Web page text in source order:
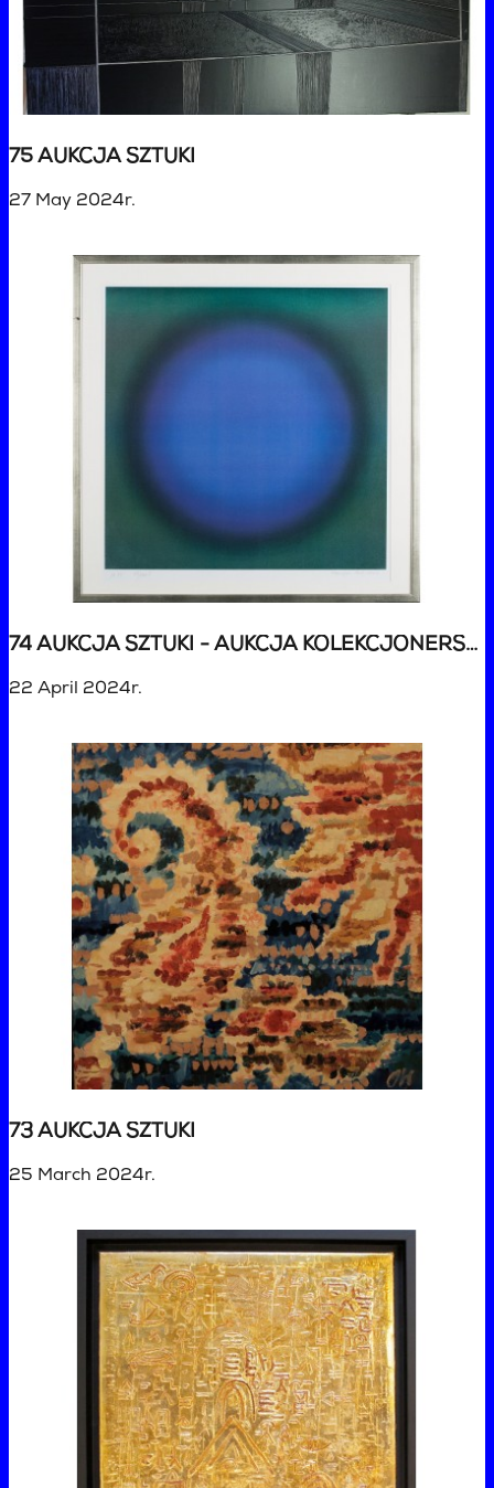
75 AUKCJA SZTUKI
27 May 2024r.
74 AUKCJA SZTUKI - AUKCJA KOLEKCJONERSKA
22 April 2024r.
73 AUKCJA SZTUKI
25 March 2024r.